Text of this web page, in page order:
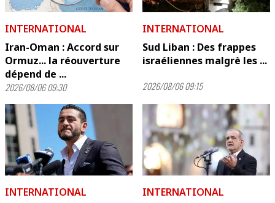
INTERNATIONAL
Iran-Oman : Accord sur
Ormuz... la réouverture
dépend de ...
2026/08/06 09:30
INTERNATIONAL
Sud Liban : Des frappes
israéliennes malgrè les ...
2026/08/06 09:15
INTERNATIONAL
INTERNATIONAL